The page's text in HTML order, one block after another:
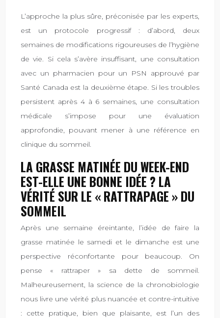
L’approche la plus sûre, préconisée par les experts,
est un protocole progressif : d’abord, deux
semaines de modifications rigoureuses de l’hygiène
de vie. Si cela s’avère insuffisant, une consultation
avec un pharmacien pour un PSN approuvé par
Santé Canada est la deuxième étape. Si les troubles
persistent après 4 à 6 semaines, une consultation
médicale s’impose pour une évaluation
approfondie, pouvant mener à une référence en
clinique du sommeil.
LA GRASSE MATINÉE DU WEEK-END
EST-ELLE UNE BONNE IDÉE ? LA
VÉRITÉ SUR LE « RATTRAPAGE » DU
SOMMEIL
Après une semaine éreintante, l’idée de faire la
grasse matinée le samedi et le dimanche est une
perspective réconfortante pour beaucoup. On
pense « rattraper » sa dette de sommeil.
Malheureusement, la science de la chronobiologie
nous livre une vérité plus nuancée et contre-intuitive
: cette pratique, bien que plaisante, est l’un des